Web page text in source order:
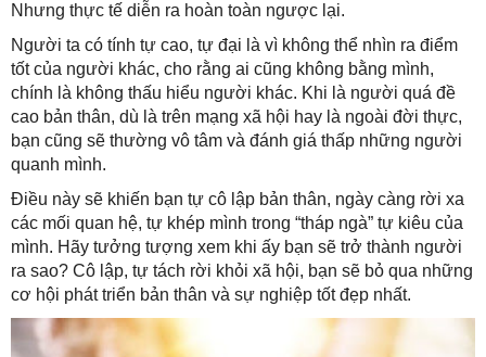
Nhưng thực tế diễn ra hoàn toàn ngược lại.
Người ta có tính tự cao, tự đại là vì không thể nhìn ra điểm
tốt của người khác, cho rằng ai cũng không bằng mình,
chính là không thấu hiểu người khác. Khi là người quá đề
cao bản thân, dù là trên mạng xã hội hay là ngoài đời thực,
bạn cũng sẽ thường vô tâm và đánh giá thấp những người
quanh mình.
Điều này sẽ khiến bạn tự cô lập bản thân, ngày càng rời xa
các mối quan hệ, tự khép mình trong “tháp ngà” tự kiêu của
mình. Hãy tưởng tượng xem khi ấy bạn sẽ trở thành người
ra sao? Cô lập, tự tách rời khỏi xã hội, bạn sẽ bỏ qua những
cơ hội phát triển bản thân và sự nghiệp tốt đẹp nhất.